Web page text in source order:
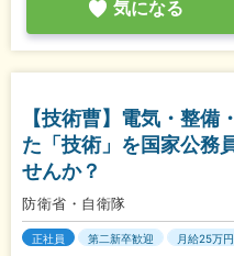
気になる
【技術曹】電気・整
た「技術」を国家公務
せんか？
防衛省・自衛隊
正社員 第二新卒歓迎 月給25万